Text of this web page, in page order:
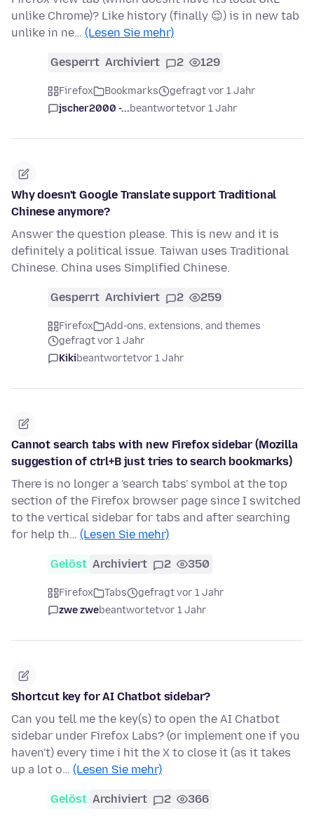
unlike Chrome)? Like history (finally 😌) is in new tab
unlike in ne… (Lesen Sie mehr)
Gesperrt Archiviert 2 129
Firefox Bookmarks
gefragt vor 1 Jahr
jscher2000 -...beantwortetvor 1 Jahr
Why doesn't Google Translate support Traditional
Chinese anymore?
Answer the question please. This is new and it is
definitely a political issue. Taiwan uses Traditional
Chinese. China uses Simplified Chinese.
Gesperrt Archiviert 2 259
Firefox
Add-ons, extensions, and themes
gefragt vor 1 Jahr
Kikibeantwortetvor 1 Jahr
Cannot search tabs with new Firefox sidebar (Mozilla
suggestion of ctrl+B just tries to search bookmarks)
There is no longer a 'search tabs' symbol at the top
section of the Firefox browser page since I switched
to the vertical sidebar for tabs and after searching
for help th… (Lesen Sie mehr)
Gelöst Archiviert 2 350
Firefox Tabs
gefragt vor 1 Jahr
zwe zwebeantwortetvor 1 Jahr
Shortcut key for AI Chatbot sidebar?
Can you tell me the key(s) to open the AI Chatbot
sidebar under Firefox Labs? (or implement one if you
haven't) every time i hit the X to close it (as it takes
up a lot o… (Lesen Sie mehr)
Gelöst Archiviert 2 366